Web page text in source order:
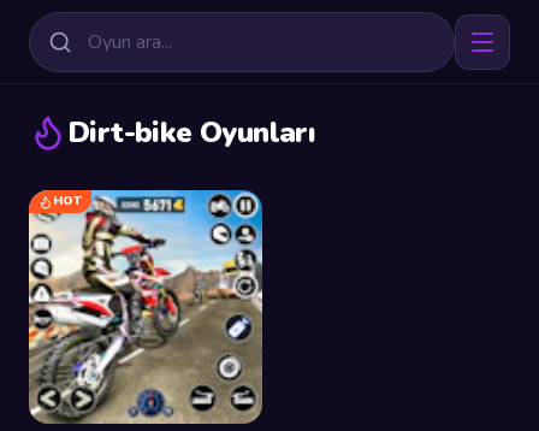
Dirt-bike Oyunları
HOT